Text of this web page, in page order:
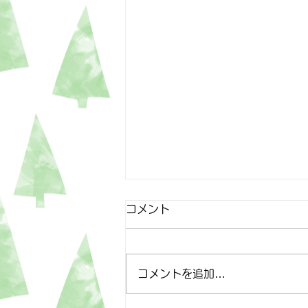
4月25日
コメント
コメントを追加…